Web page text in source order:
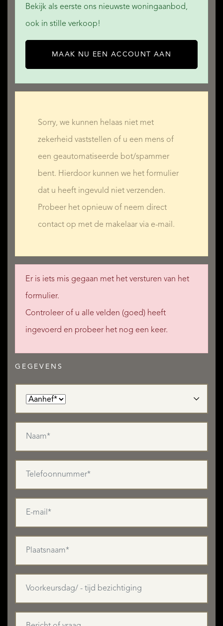
Bekijk als eerste ons nieuwste woningaanbod,
ook in stille verkoop!
MAAK NU EEN ACCOUNT AAN
Sorry, we kunnen helaas niet met
zekerheid vaststellen of u een mens of
een geautomatiseerde bot/spammer
bent. Hierdoor kunnen we het formulier
dat u heeft ingevuld niet verzenden.
Probeer het opnieuw of neem direct
contact op met de makelaar via e-mail.
Er is iets mis gegaan met het versturen van het
formulier.
Controleer of u alle velden (goed) heeft
ingevoerd en probeer het nog een keer.
GEGEVENS